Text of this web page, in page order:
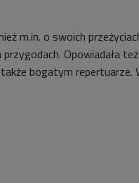
m.in. o swoich
Opowiadała
bogatym repertuarze.